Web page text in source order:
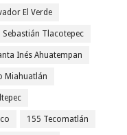
El Verde
Sebastián Tlacotepec
Inés Ahuatempan
Miahuatlán
155 Tecomatlán